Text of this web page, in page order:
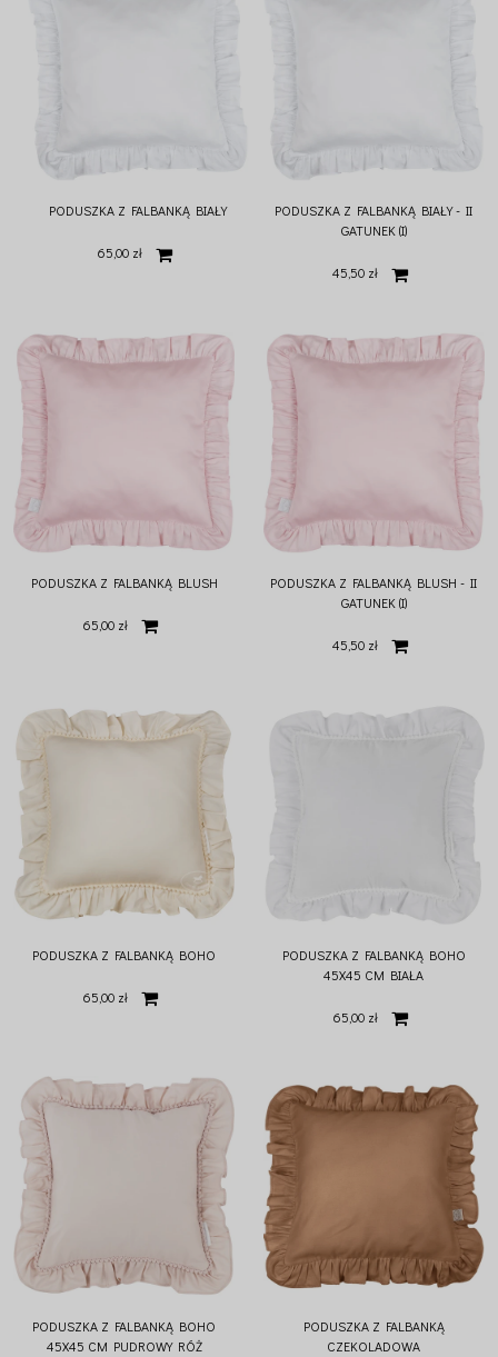
PODUSZKA Z FALBANKĄ BIAŁY
65,00 zł
PODUSZKA Z FALBANKĄ BIAŁY - II
GATUNEK (I)
45,50 zł
PODUSZKA Z FALBANKĄ BLUSH
65,00 zł
PODUSZKA Z FALBANKĄ BLUSH - II
GATUNEK (I)
45,50 zł
PODUSZKA Z FALBANKĄ BOHO
65,00 zł
PODUSZKA Z FALBANKĄ BOHO
45X45 CM BIAŁA
65,00 zł
PODUSZKA Z FALBANKĄ BOHO
45X45 CM PUDROWY RÓŻ
PODUSZKA Z FALBANKĄ
CZEKOLADOWA